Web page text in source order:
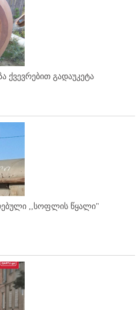
ქვევრებით გადაუკეტა
,,სოფლის წყალი"